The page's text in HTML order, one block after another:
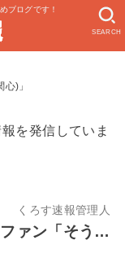
ブログです！
SEARCH
)」
を発信していま
くろす速報管理人
ァン「そう…